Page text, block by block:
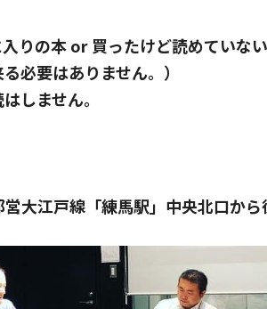
りの本 or 買ったけど読めていな
必要はありません。）
しません。
大江戸線「練馬駅」中央北口か